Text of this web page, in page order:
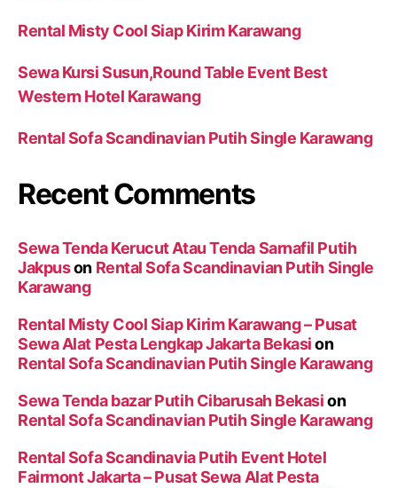
Rental Misty Cool Siap Kirim Karawang
Sewa Kursi Susun,Round Table Event Best
Western Hotel Karawang
Rental Sofa Scandinavian Putih Single Karawang
Recent Comments
Sewa Tenda Kerucut Atau Tenda Sarnafil Putih
Jakpuson Rental Sofa Scandinavian Putih Single
Karawang
Rental Misty Cool Siap Kirim Karawang – Pusat
Sewa Alat Pesta Lengkap Jakarta Bekasion
Rental Sofa Scandinavian Putih Single Karawang
Sewa Tenda bazar Putih Cibarusah Bekasion
Rental Sofa Scandinavian Putih Single Karawang
Rental Sofa Scandinavia Putih Event Hotel
Fairmont Jakarta – Pusat Sewa Alat Pesta